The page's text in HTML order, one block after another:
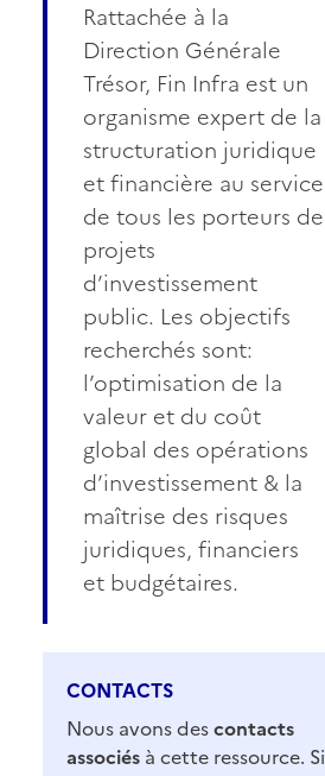
Rattachée à la
Direction Générale
Trésor, Fin Infra est un
organisme expert de la
structuration juridique
et financière au service
de tous les porteurs de
projets
d’investissement
public. Les objectifs
recherchés sont:
l’optimisation de la
valeur et du coût
global des opérations
d’investissement & la
maîtrise des risques
juridiques, financiers
et budgétaires.
CONTACTS
Nous avons descontacts
associés à cette ressource. Si